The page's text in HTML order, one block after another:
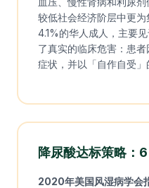
较低社会经济阶层中更
4.1%的华人成人，主要
了真实的临床危害：患
症状，并以「自作自受」
降尿酸达标策略：
2020年美国风湿病学会